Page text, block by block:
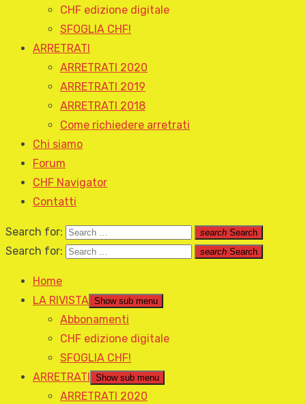
CHF edizione digitale
SFOGLIA CHF!
ARRETRATI
ARRETRATI 2020
ARRETRATI 2019
ARRETRATI 2018
Come richiedere arretrati
Chi siamo
Forum
CHF Navigator
Contatti
Search for: search Search
Search for: search Search
Home
LA RIVISTA Show sub menu
Abbonamenti
CHF edizione digitale
SFOGLIA CHF!
ARRETRATI
Show sub menu
ARRETRATI 2020